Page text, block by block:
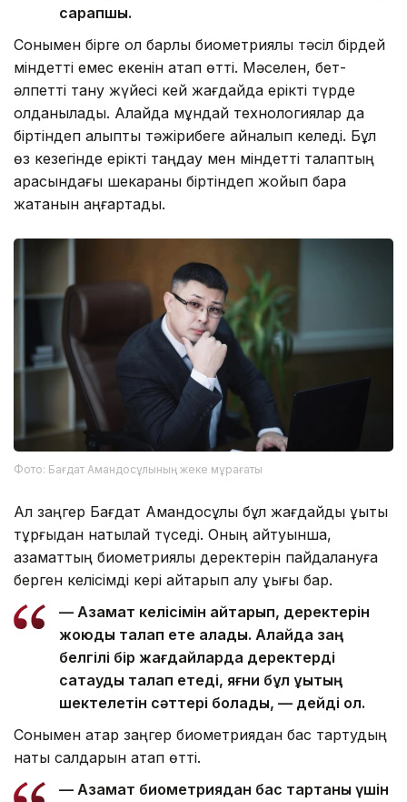
сарапшы.
Сонымен бірге ол барлық биометриялық тәсіл бірдей
міндетті емес екенін атап өтті. Мәселен, бет-
әлпетті тану жүйесі кей жағдайда ерікті түрде
қолданылады. Алайда мұндай технологиялар да
біртіндеп қалыпты тәжірибеге айналып келеді. Бұл
өз кезегінде ерікті таңдау мен міндетті талаптың
арасындағы шекараны біртіндеп жойып бара
жатқанын аңғартады.
Фото: Бағдат Амандосұлының жеке мұрағаты
Ал заңгер Бағдат Амандосұлы бұл жағдайды құқықтық
тұрғыдан нақтылай түседі. Оның айтуынша,
азаматтың биометриялық деректерін пайдалануға
берген келісімді кері қайтарып алу құқығы бар.
— Азамат келісімін қайтарып, деректерін
жоюды талап ете алады. Алайда заң
белгілі бір жағдайларда деректерді
сақтауды талап етеді, яғни бұл құқықтың
шектелетін сәттері болады, — дейді ол.
Сонымен қатар заңгер биометриядан бас тартудың
нақты салдарын атап өтті.
— Азамат биометриядан бас тартқаны үшін